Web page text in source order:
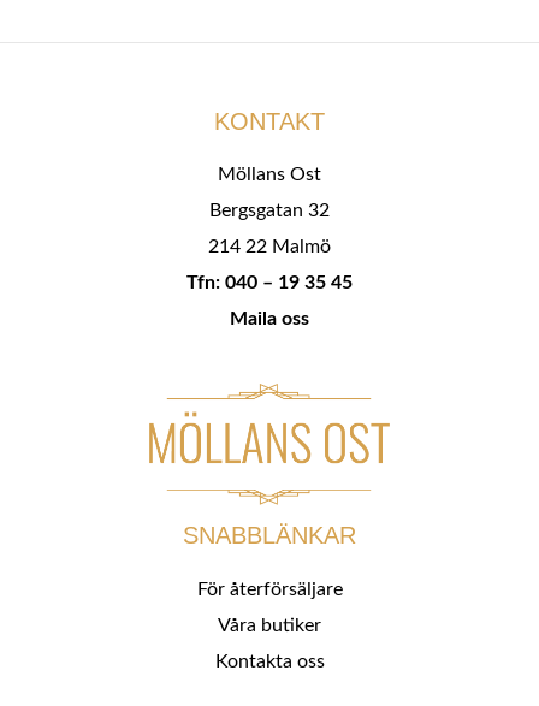
KONTAKT
Möllans Ost
Bergsgatan 32
214 22 Malmö
Tfn: 040 – 19 35 45
Maila oss
SNABBLÄNKAR
För återförsäljare
Våra butiker
Kontakta oss